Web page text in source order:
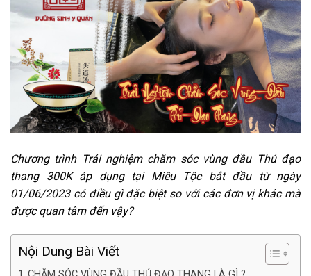
Chương trình Trải nghiệm chăm sóc vùng đầu Thủ đạo
thang 300K áp dụng tại Miêu Tộc bắt đầu từ ngày
01/06/2023 có điều gì đặc biệt so với các đơn vị khác mà
được quan tâm đến vậy?
Nội Dung Bài Viết